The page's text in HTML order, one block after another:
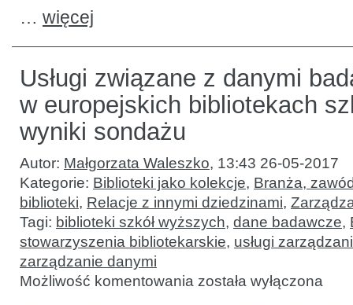
… więcej
Usługi związane z danymi
w europejskich bibliotekach
wyniki sondażu
Autor: Małgorzata Waleszko, 13:43 26-05-2017
Kategorie: Biblioteki jako kolekcje, Branża,
biblioteki, Relacje z innymi dziedzinami,
Tagi: biblioteki szkół wyższych, dane badawcze,
stowarzyszenia bibliotekarskie, usługi
zarządzanie danymi
Możliwość komentowania Usługi
związane
została wyłączona